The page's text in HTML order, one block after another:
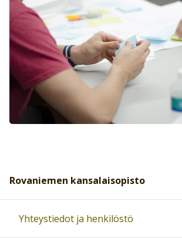
Rovaniemen kansalaisopisto
Yhteystiedot ja henkilöstö